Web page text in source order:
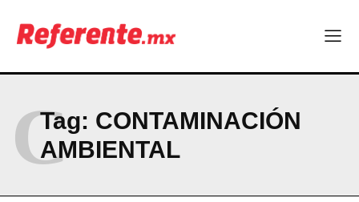
CONTACT
PRIVACY POLICY
NEWSLETTER
Tag: CONTAMINACIÓN
AMBIENTAL
C